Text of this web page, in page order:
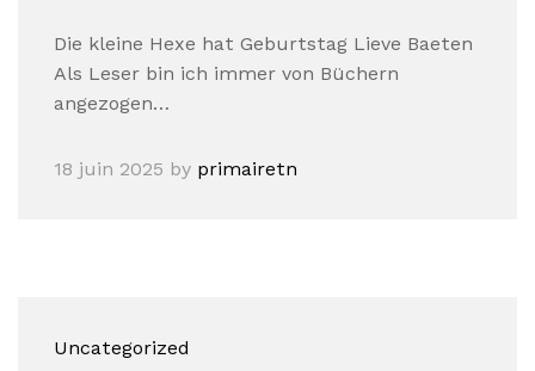
Die kleine Hexe hat Geburtstag Lieve Baeten
Als Leser bin ich immer von Büchern
angezogen…
18 juin 2025 by primairetn
Uncategorized